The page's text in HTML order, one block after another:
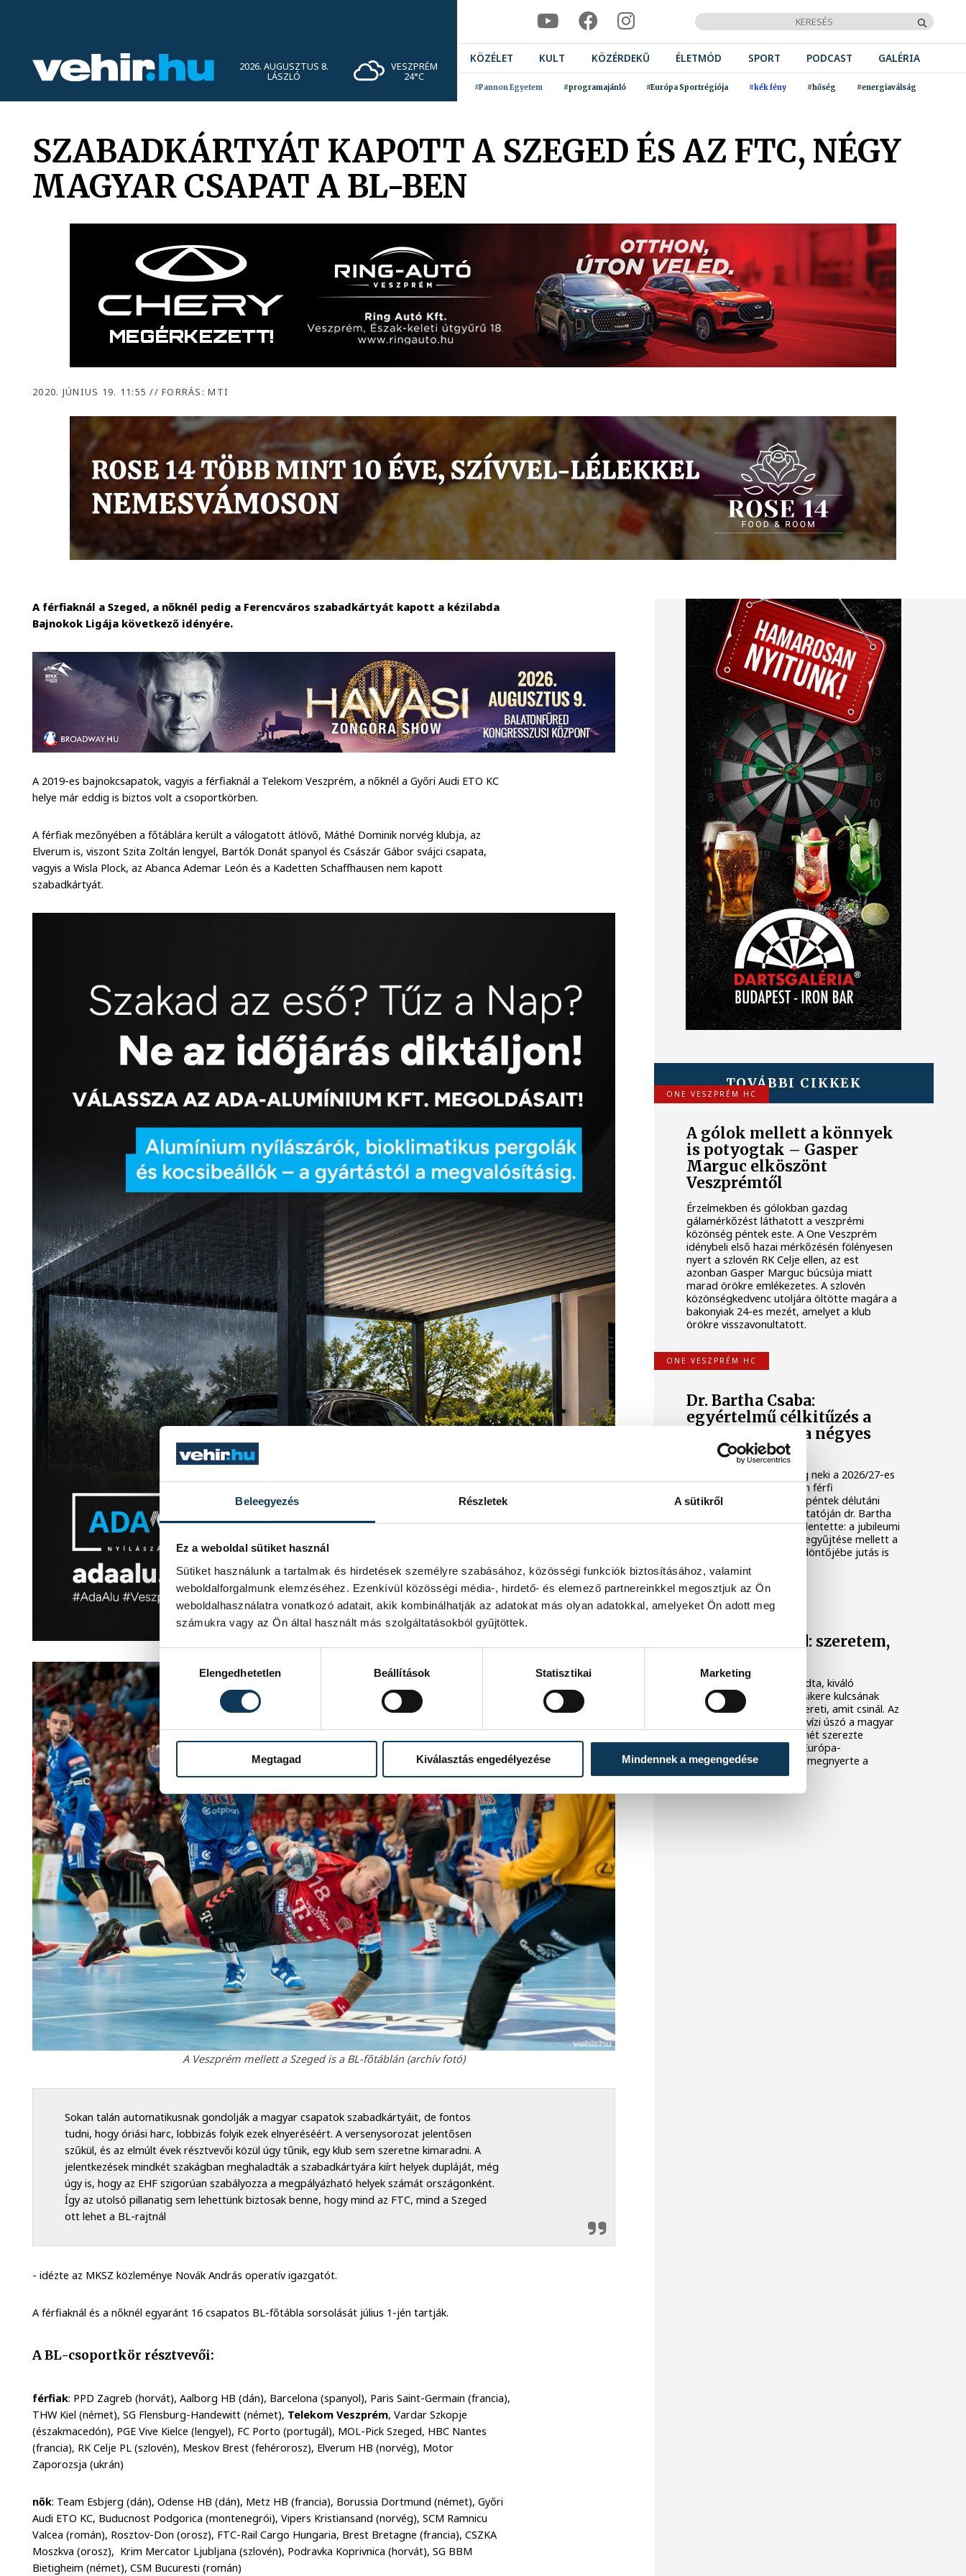
Beleegyezés Részletek A sütikről
Ez a weboldal sütiket használ
Sütiket használunk a tartalmak és hirdetések személyre szabásához, közösségi funkciók biztosításához, valamint
weboldalforgalmunk elemzéséhez. Ezenkívül közösségi média-, hirdető- és elemező partnereinkkel megosztjuk az Ön
weboldalhasználatra vonatkozó adatait, akik kombinálhatják az adatokat más olyan adatokkal, amelyeket Ön adott meg
számukra vagy az Ön által használt más szolgáltatásokból gyűjtöttek.
Elengedhetetlen
Beállítások Statisztikai Marketing
Megtagad Kiválasztás engedélyezése Mindennek a megengedése
2026. AUGUSZTUS 8.
LÁSZLÓ
VESZPRÉM
24°C
KÖZÉLET KULT KÖZÉRDEKŰ ÉLETMÓD SPORT PODCAST GALÉRIA
#Pannon Egyetem #programajánló #Európa Sportrégiója #kék fény #hőség #energiaválság
SZABADKÁRTYÁT KAPOTT A SZEGED ÉS AZ FTC, NÉGY
MAGYAR CSAPAT A BL-BEN
2020. JÚNIUS 19. 11:55// FORRÁS: MTI
A férfiaknál a Szeged, a nőknél pedig a Ferencváros szabadkártyát kapott a kézilabda
Bajnokok Ligája következő idényére.
A 2019-es bajnokcsapatok, vagyis a férfiaknál a Telekom Veszprém, a nőknél a Győri Audi ETO KC
helye már eddig is biztos volt a csoportkörben.
A férfiak mezőnyében a főtáblára került a válogatott átlövő, Máthé Dominik norvég klubja, az
Elverum is, viszont Szita Zoltán lengyel, Bartók Donát spanyol és Császár Gábor svájci csapata,
vagyis a Wisla Plock, az Abanca Ademar León és a Kadetten Schaffhausen nem kapott
szabadkártyát.
A Veszprém mellett a Szeged is a BL-főtáblán (archív fotó)
Sokan talán automatikusnak gondolják a magyar csapatok szabadkártyáit, de fontos
tudni, hogy óriási harc, lobbizás folyik ezek elnyeréséért. A versenysorozat jelentősen
szűkül, és az elmúlt évek résztvevői közül úgy tűnik, egy klub sem szeretne kimaradni. A
jelentkezések mindkét szakágban meghaladták a szabadkártyára kiírt helyek dupláját, még
úgy is, hogy az EHF szigorúan szabályozza a megpályázható helyek számát országonként.
Így az utolsó pillanatig sem lehettünk biztosak benne, hogy mind az FTC, mind a Szeged
ott lehet a BL-rajtnál
- idézte az MKSZ közleménye Novák András operatív igazgatót.
A férfiaknál és a nőknél egyaránt 16 csapatos BL-főtábla sorsolását július 1-jén tartják.
A BL-csoportkör résztvevői:
férfiak: PPD Zagreb (horvát), Aalborg HB (dán), Barcelona (spanyol), Paris Saint-Germain (francia),
THW Kiel (német), SG Flensburg-Handewitt (német), Telekom Veszprém, Vardar Szkopje
(északmacedón), PGE Vive Kielce (lengyel), FC Porto (portugál), MOL-Pick Szeged, HBC Nantes
(francia), RK Celje PL (szlovén), Meskov Brest (fehérorosz), Elverum HB (norvég), Motor
Zaporozsja (ukrán)
nők: Team Esbjerg (dán), Odense HB (dán), Metz HB (francia), Borussia Dortmund (német), Győri
Audi ETO KC, Buducnost Podgorica (montenegrói), Vipers Kristiansand (norvég), SCM Ramnicu
Valcea (román), Rosztov-Don (orosz), FTC-Rail Cargo Hungaria, Brest Bretagne (francia), CSZKA
Moszkva (orosz), Krim Mercator Ljubljana (szlovén), Podravka Koprivnica (horvát), SG BBM
Bietigheim (német), CSM Bucuresti (román)
TOVÁBBI CIKKEK
ONE VESZPRÉM HC
A gólok mellett a könnyek
is potyogtak – Gasper
Marguc elköszönt
Veszprémtől
Érzelmekben és gólokban gazdag
gálamérkőzést láthatott a veszprémi
közönség péntek este. A One Veszprém
idénybeli első hazai mérkőzésén fölényesen
nyert a szlovén RK Celje ellen, az est
azonban Gasper Marguc búcsúja miatt
marad örökre emlékezetes. A szlovén
közönségkedvenc utoljára öltötte magára a
bakonyiak 24-es mezét, amelyet a klub
örökre visszavonultatott.
ONE VESZPRÉM HC
Dr. Bartha Csaba:
egyértelmű célkitűzés a
Bajnokok Ligája négyes
döntője
Huszonkét játékossal vág neki a 2026/27-es
idénynek a One Veszprém férfi
kézilabdacsapata. A klub péntek délutáni
szezonnyitó sajtótájékoztatóján dr. Bartha
Csaba vezérigazgató kijelentette: a jubileumi
idényben a hazai címek begyűjtése mellett a
Bajnokok Ligája négyes döntőjébe jutás is
egyértelmű célkitűzés.
ÚSZÁS
Betlehem Dávid: szeretem,
Betlehem Dávid azt mondta, kiváló
formában érzi magát, a sikere kulcsának
pedig azt tartja, hogy szereti, amit csinál. Az
olimpiai bronzérmes nyíltvízi úszó a magyar
küldöttség első aranyérmét szerezte
pénteken a párizsi vizes Európa-
bajnokságon azzal, hogy megnyerte a
kieséses versenyt.